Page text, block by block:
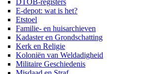
DTOB-registers
E-depot: wat is het?
Etstoel
Familie- en huisarchieven
Kadaster en Grondschatting
Kerk en Religie
Koloniën van Weldadigheid
Militaire Geschiedenis